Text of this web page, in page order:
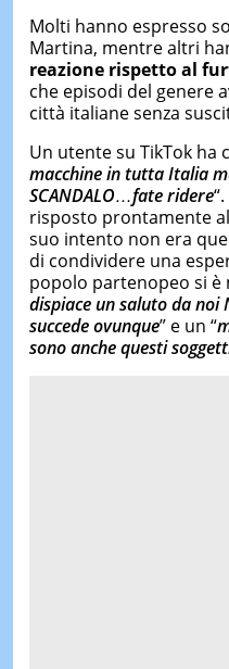
Molti hanno espresso
Martina, mentre altri
reazione rispetto al
che episodi del genere
città italiane senza
Un utente su TikTok ha
macchine in tutta Italia
SCANDALO…fate ridere
risposto prontamente
suo intento non era
di condividere una
popolo partenopeo si è
dispiace un saluto da
succede ovunque” e un “
sono anche questi